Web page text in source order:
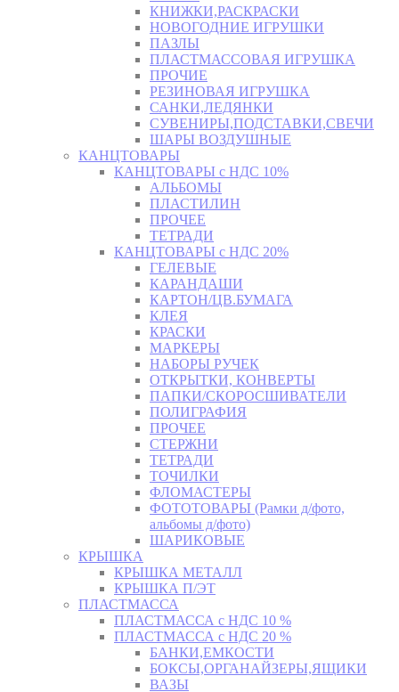
КНИЖКИ,РАСКРАСКИ
НОВОГОДНИЕ ИГРУШКИ
ПАЗЛЫ
ПЛАСТМАССОВАЯ ИГРУШКА
ПРОЧИЕ
РЕЗИНОВАЯ ИГРУШКА
САНКИ,ЛЕДЯНКИ
СУВЕНИРЫ,ПОДСТАВКИ,СВЕЧИ
ШАРЫ ВОЗДУШНЫЕ
КАНЦТОВАРЫ
КАНЦТОВАРЫ с НДС 10%
АЛЬБОМЫ
ПЛАСТИЛИН
ПРОЧЕЕ
ТЕТРАДИ
КАНЦТОВАРЫ с НДС 20%
ГЕЛЕВЫЕ
КАРАНДАШИ
КАРТОН/ЦВ.БУМАГА
КЛЕЯ
КРАСКИ
МАРКЕРЫ
НАБОРЫ РУЧЕК
ОТКРЫТКИ, КОНВЕРТЫ
ПАПКИ/СКОРОСШИВАТЕЛИ
ПОЛИГРАФИЯ
ПРОЧЕЕ
СТЕРЖНИ
ТЕТРАДИ
ТОЧИЛКИ
ФЛОМАСТЕРЫ
ФОТОТОВАРЫ (Рамки д/фото,
альбомы д/фото)
ШАРИКОВЫЕ
КРЫШКА
КРЫШКА МЕТАЛЛ
КРЫШКА П/ЭТ
ПЛАСТМАССА
ПЛАСТМАССА с НДС 10 %
ПЛАСТМАССА с НДС 20 %
БАНКИ,ЕМКОСТИ
БОКСЫ,ОРГАНАЙЗЕРЫ,ЯЩИКИ
ВАЗЫ